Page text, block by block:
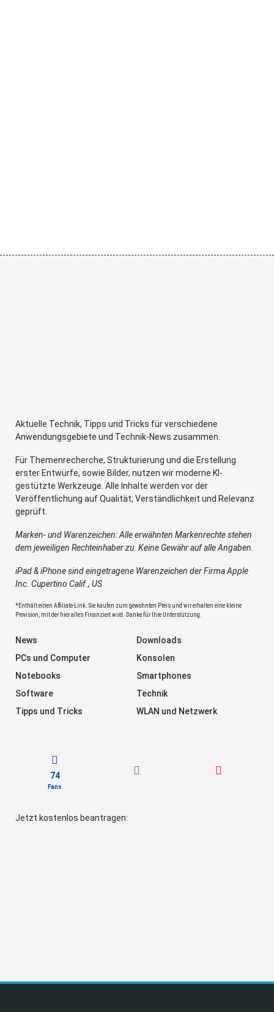
Aktuelle Technik, Tipps und Tricks für verschiedene
Anwendungsgebiete und Technik-News zusammen.
Für Themenrecherche, Strukturierung und die Erstellung
erster Entwürfe, sowie Bilder, nutzen wir moderne KI-
gestützte Werkzeuge. Alle Inhalte werden vor der
Veröffentlichung auf Qualität, Verständlichkeit und Relevanz
geprüft.
Marken- und Warenzeichen: Alle erwähnten Markenrechte stehen
dem jeweiligen Rechteinhaber zu. Keine Gewähr auf alle Angaben.
iPad & iPhone sind eingetragene Warenzeichen der Firma Apple
Inc. Cupertino Calif., US
*Enthält einen Affiliate-Link. Sie kaufen zum gewohnten Preis und wir erhalten eine kleine
Provision, mit der hier alles Finanziert wird. Danke für Ihre Unterstützung.
News
Downloads
PCs und Computer
Konsolen
Notebooks
Smartphones
Software
Technik
Tipps und Tricks
WLAN und Netzwerk
74
Fans
Jetzt kostenlos beantragen: